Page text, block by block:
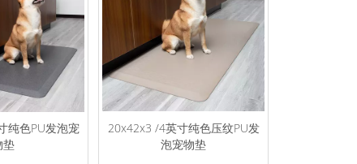
纯色PU发泡宠
垫
20x42x3 /4英寸纯色压纹PU发
泡宠物垫